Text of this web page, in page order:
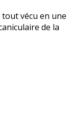
vécu en une
de la